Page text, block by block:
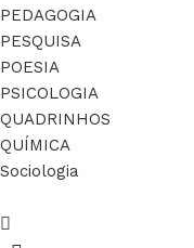
PEDAGOGIA
PESQUISA
POESIA
PSICOLOGIA
QUADRINHOS
QUÍMICA
Sociologia